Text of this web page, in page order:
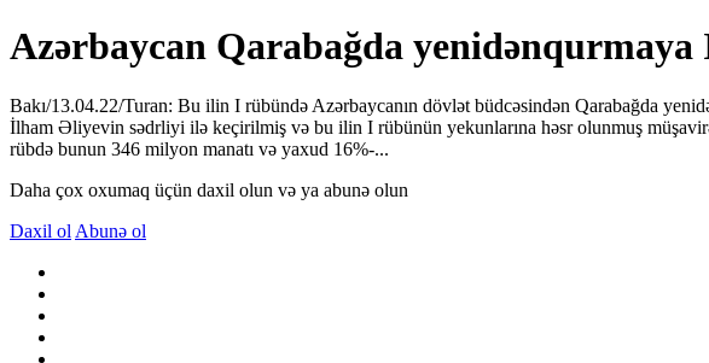
Azərbaycan Qarabağda
Bakı/13.04.22/Turan: Bu ilin I rübündə Azərbaycanın dövlət büdcəsindən Qarabağda
İlham Əliyevin sədrliyi ilə keçirilmiş və bu ilin I rübünün yekunlarına həsr olunmuş
rübdə bunun 346 milyon manatı və yaxud 16%-...
Daha çox oxumaq üçün daxil olun və ya abunə olun
Daxil ol Abunə ol